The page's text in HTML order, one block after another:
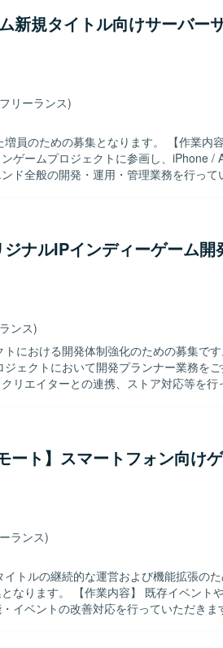
新規タイトル向けサーバー
リーランス)
集となります。 【作業内容】 サーバー
ゲームプロジェクトに参画し、iPhone /
ド全般の開発・運用・管理業務を行って
求めています。また、他職種とも連携し
す。 【ポジションの魅力】 超大型
ラットフォーム展開・3Dゲームタイト
フィックなゲームサービスの開発・運用
設計・実装の経験を積むことができます。
パブリッククラウドを利用し、開発言語
Copilot、Cursor などのAI系ツール
ナルIPインディーゲーム開
ンス)
おける開発体制強化のための募集です。 【作
ェクトにおいて開発プランナー業務を
リエイターとの連携、ストア対応等を行
への強い興味や知見をお持ちで、主体的
を求めています。チームでのものづくり
業務に携わることにやりがいを感じてい
ェクトに企画初期段階から運用・海外展
大化を目指したものづくりを経験でき、
た長期的なヒットタイトル創出に携わる
の中で、大きな裁量を持って挑戦できる
む環境が整備されており、ご希望に応
れます。快適なオフィス環境やリラク
ます。
ート】スマートフォン向け
ランス)
イトルの継続的な運営および機能拡張の
ベントや機能の運用
イベントの改善対応を行っていただきま